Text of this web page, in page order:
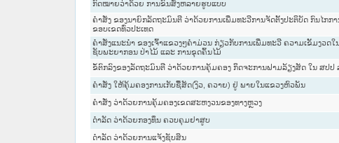
ກົດໝາຍວ່າດ້ວຍ ການຂົນສົ່ງຫລາຍຮູບແບບ
ຄຳສັ່ງ ຂອງນາຍົກລັດຖະມົນຕີ ວ່າດ້ວຍການເພີ່ມທະວີການຈັດຕັ້ງປະຕິບັດ ກົນໄກກ
ຂອບເຂດທົ່ວປະເທດ
ຄໍາສັ່ງແນະນໍາ ຂອງເຈົ້າແຂວງໆຄໍາມ່ວນ ກ່ຽວກັບການເພີ່ມທະວີ ຄວາມເຂັ້ມງວດ
ຊັບພະຍາກອນ ປ່າໄມ້ ແລະ ການຂຸດຄົ້ນໄມ້
ຂໍ້ຕົກລົງຂອງລັດຖະມົນຕີ ວ່າດ້ວຍການຄຸ້ມຄອງ ກິດຈະການຟາມລ້ຽງສັດ ໃນ ສປປ
ຄຳສັ່ງ ໃຫ້ຄຸ້ມຄອງການເກັບຊື້ສັດ(ງົວ, ຄວາຍ) ຢູ່ ພາຍໃນແຂວງຫົວພັນ
ຄຳສັ່ງ ວ່າດ້ວຍການຄຸ້ມຄອງເຂດສະຫງວນຂອງທາງຫຼວງ
ດຳລັດ ວ່າດ້ວຍກອງທຶນ ຄວບຄຸມຢາສູບ
ດຳລັດ ວ່າດ້ວຍການແຈ້ງຊັບສິນ